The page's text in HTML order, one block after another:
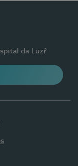
da Luz?